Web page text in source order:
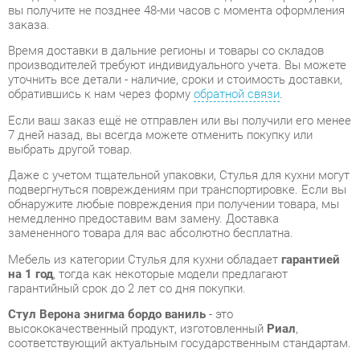
производителей требуют индивидуального учета. Вы можете
уточнить все детали - наличие, сроки и стоимость доставки,
обратившись к нам через форму
Если ваш заказ ещё не отправлен или вы получили его менее
7 дней назад, вы всегда можете отменить покупку или
выбрать другой товар.
подвергнуться повреждениям при транспортировке. Если вы
обнаружите любые повреждения при получении товара, мы
немедленно предоставим вам замену. Доставка
Мебель из категории Стулья для кухни обладаетгарантией
на 1 год, тогда как некоторые модели предлагают
гарантийный срок до 2 лет со дня покупки.
Стул Верона энигма бордо ваниль
высококачественный продукт, изготовленныйРиал,
соответствующий актуальным государственным стандартам.
Мы надеемся, что вам понравится ваша покупка, и будем
очень признательны, если вы поделитесь своими
впечатлениями, что поможет нашим будущим покупателям
сориентироваться.